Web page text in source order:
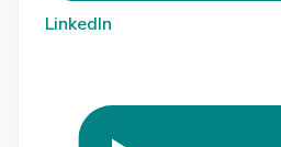
LinkedIn